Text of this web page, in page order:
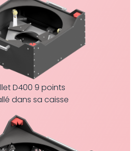
D400 9 points
dans sa caisse